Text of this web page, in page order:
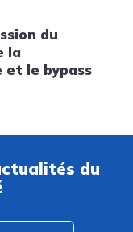
du
la
et le bypass
du